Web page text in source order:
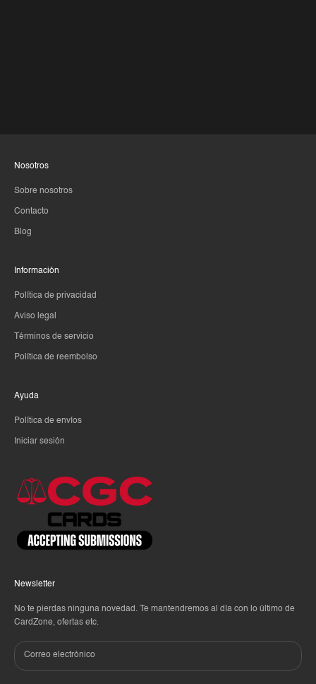
Nosotros
Sobre nosotros
Contacto
Blog
Información
Política de privacidad
Aviso legal
Términos de servicio
Política de reembolso
Ayuda
Política de envíos
Iniciar sesión
Newsletter
No te pierdas ninguna novedad. Te mantendremos al día con lo último de
CardZone, ofertas etc.